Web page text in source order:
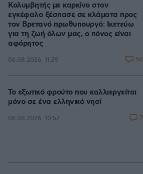
Κολυμβητής με καρκίνο στον
εγκέφαλο ξέσπασε σε κλάματα προς
τον Βρετανό πρωθυπουργό: Ικετεύω
για τη ζωή όλων μας, ο πόνος είναι
αφόρητος
06.08.2026, 11:29 56
Το εξωτικό φρούτο που καλλιεργείται
μόνο σε ένα ελληνικό νησί
06.08.2026, 10:57 7